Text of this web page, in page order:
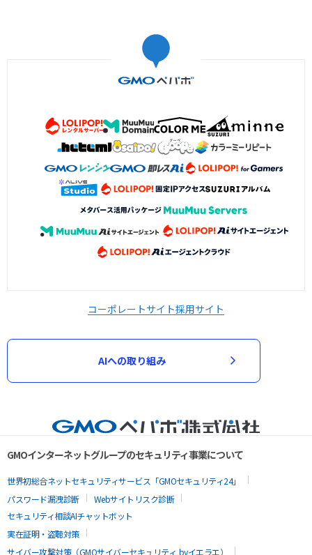
コーポレートサイト採用サイト
AIへの取り組み
GMOインターネットグループのセキュリティ事業について
世界初総合ネットセキュリティサービス「GMOセキュリティ24」
パスワード漏洩診断
Webサイトリスク診断
セキュリティ相談AIチャットボット
実在証明・盗聴対策
サイバー攻撃対策（GMOサイバーセキュリティ byイエラエ）